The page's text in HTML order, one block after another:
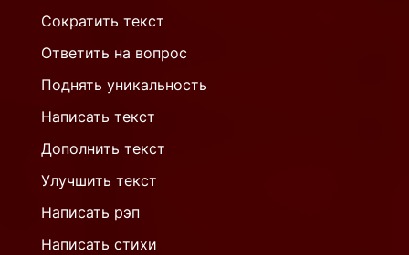
Сократить текст
Ответить на вопрос
Поднять уникальность
Написать текст
Дополнить текст
Улучшить текст
Написать рэп
Написать стихи